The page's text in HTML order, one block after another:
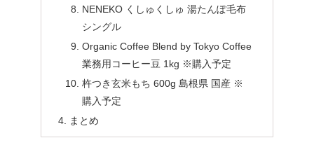
NENEKO くしゅくしゅ 湯たんぽ毛布
シングル
Organic Coffee Blend by Tokyo Coffee
業務用コーヒー豆 1kg ※購入予定
杵つき玄米もち 600g 島根県 国産 ※
購入予定
まとめ